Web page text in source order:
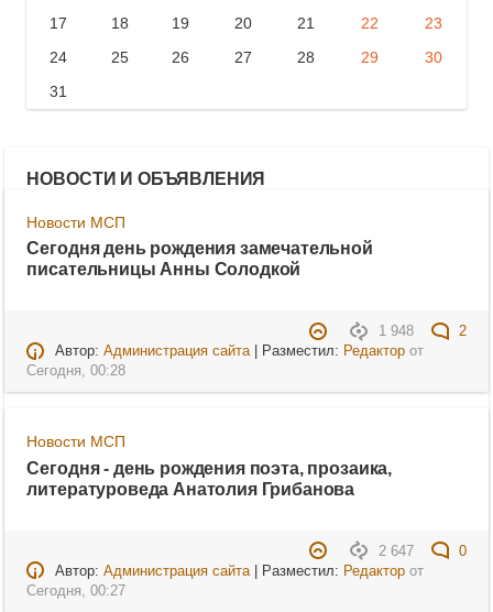
17
18 19 20 21 22
23
24
25 26 27 28 29
30
31
НОВОСТИ И ОБЪЯВЛЕНИЯ
Новости МСП
Сегодня день рождения замечательной
писательницы Анны Солодкой
1 948
2
Автор: Администрация сайта| Разместил: Редакторот
Сегодня, 00:28
Новости МСП
Сегодня - день рождения поэта, прозаика,
литературоведа Анатолия Грибанова
2 647
0
Автор: Администрация сайта| Разместил: Редакторот
Сегодня, 00:27